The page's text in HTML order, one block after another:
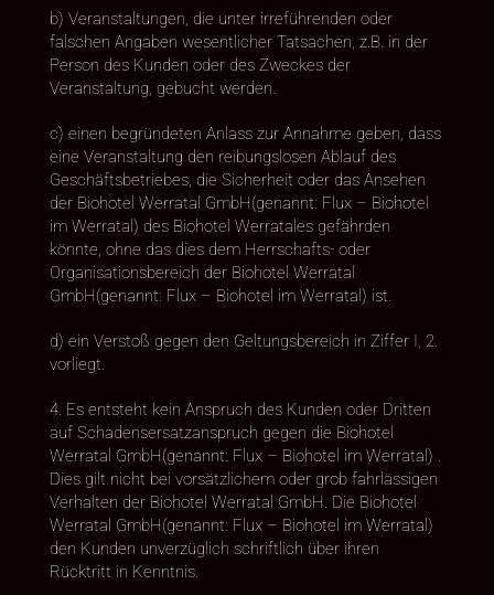
b) Veranstaltungen, die unter irreführenden oder
falschen Angaben wesentlicher Tatsachen, z.B. in der
Person des Kunden oder des Zweckes der
Veranstaltung, gebucht werden.
c) einen begründeten Anlass zur Annahme geben, dass
eine Veranstaltung den reibungslosen Ablauf des
Geschäftsbetriebes, die Sicherheit oder das Ansehen
der Biohotel Werratal GmbH(genannt: Flux – Biohotel
im Werratal) des Biohotel Werratales gefährden
könnte, ohne das dies dem Herrschafts- oder
Organisationsbereich der Biohotel Werratal
GmbH(genannt: Flux – Biohotel im Werratal) ist.
d) ein Verstoß gegen den Geltungsbereich in Ziffer I, 2.
vorliegt.
4. Es entsteht kein Anspruch des Kunden oder Dritten
auf Schadensersatzanspruch gegen die Biohotel
Werratal GmbH(genannt: Flux – Biohotel im Werratal) .
Dies gilt nicht bei vorsätzlichem oder grob fahrlässigen
Verhalten der Biohotel Werratal GmbH. Die Biohotel
Werratal GmbH(genannt: Flux – Biohotel im Werratal)
den Kunden unverzüglich schriftlich über ihren
Rücktritt in Kenntnis.